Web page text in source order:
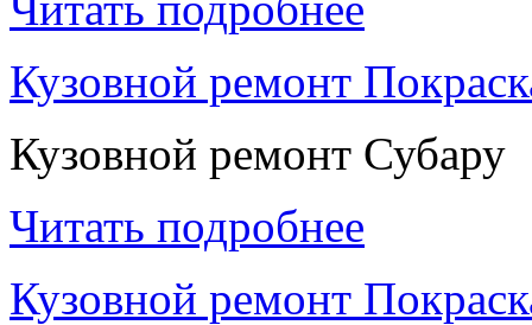
Кузовной ремонт
Кузовной ремонт Субару
Читать подробнее
Кузовной ремонт